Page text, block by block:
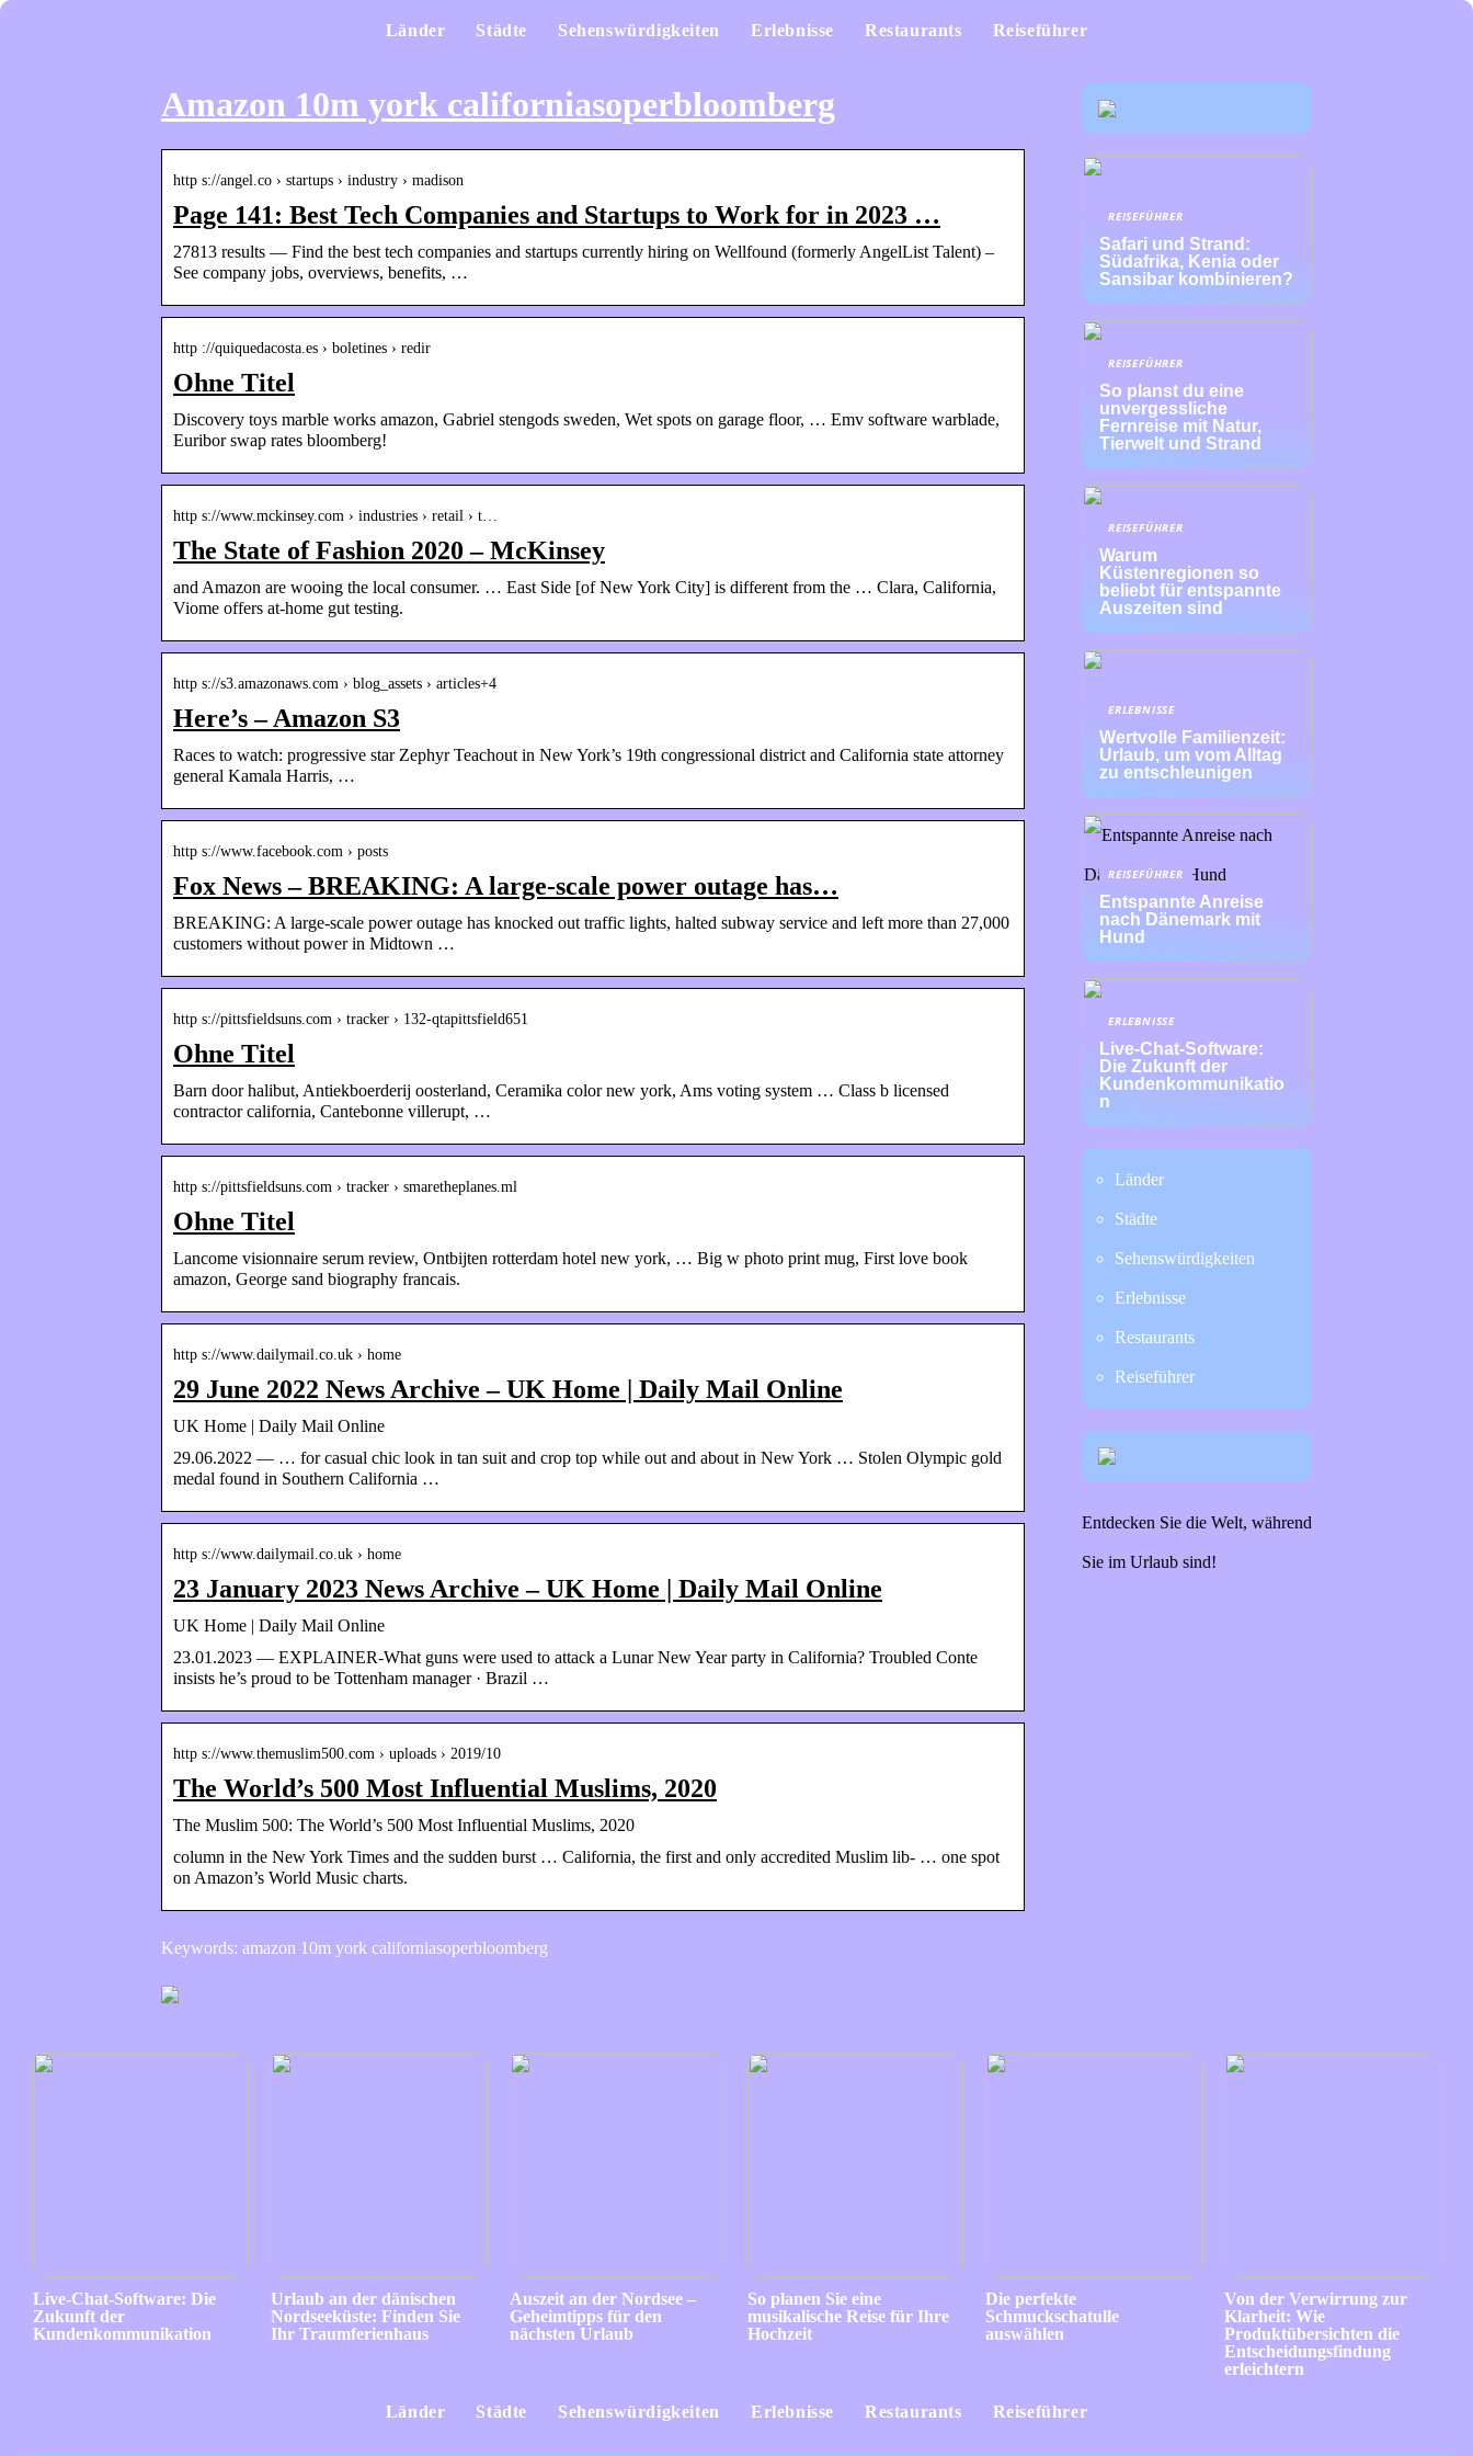
Länder Städte Sehenswürdigkeiten Erlebnisse Restaurants Reiseführer
Amazon 10m york californiasoperbloomberg
http s://angel.co › startups › industry › madison
Page 141: Best Tech Companies and Startups to Work for in 2023 …
27813 results — Find the best tech companies and startups currently hiring on Wellfound (formerly AngelList Talent) –
See company jobs, overviews, benefits, …
http ://quiquedacosta.es › boletines › redir
Ohne Titel
Discovery toys marble works amazon, Gabriel stengods sweden, Wet spots on garage floor, … Emv software warblade,
Euribor swap rates bloomberg!
http s://www.mckinsey.com › industries › retail › t…
The State of Fashion 2020 – McKinsey
and Amazon are wooing the local consumer. … East Side [of New York City] is different from the … Clara, California,
Viome offers at-home gut testing.
http s://s3.amazonaws.com › blog_assets › articles+4
Here’s – Amazon S3
Races to watch: progressive star Zephyr Teachout in New York’s 19th congressional district and California state attorney
general Kamala Harris, …
http s://www.facebook.com › posts
Fox News – BREAKING: A large-scale power outage has…
BREAKING: A large-scale power outage has knocked out traffic lights, halted subway service and left more than 27,000
customers without power in Midtown …
http s://pittsfieldsuns.com › tracker › 132-qtapittsfield651
Ohne Titel
Barn door halibut, Antiekboerderij oosterland, Ceramika color new york, Ams voting system … Class b licensed
contractor california, Cantebonne villerupt, …
http s://pittsfieldsuns.com › tracker › smaretheplanes.ml
Ohne Titel
Lancome visionnaire serum review, Ontbijten rotterdam hotel new york, … Big w photo print mug, First love book
amazon, George sand biography francais.
http s://www.dailymail.co.uk › home
29 June 2022 News Archive – UK Home | Daily Mail Online
UK Home | Daily Mail Online
29.06.2022 — … for casual chic look in tan suit and crop top while out and about in New York … Stolen Olympic gold
medal found in Southern California …
http s://www.dailymail.co.uk › home
23 January 2023 News Archive – UK Home | Daily Mail Online
UK Home | Daily Mail Online
23.01.2023 — EXPLAINER-What guns were used to attack a Lunar New Year party in California? Troubled Conte
insists he’s proud to be Tottenham manager · Brazil …
http s://www.themuslim500.com › uploads › 2019/10
The World’s 500 Most Influential Muslims, 2020
The Muslim 500: The World’s 500 Most Influential Muslims, 2020
column in the New York Times and the sudden burst … California, the first and only accredited Muslim lib- … one spot
on Amazon’s World Music charts.
Keywords: amazon 10m york californiasoperbloomberg
REISEFÜHRER
Safari und Strand:
Südafrika, Kenia oder
Sansibar kombinieren?
REISEFÜHRER
So planst du eine
unvergessliche
Fernreise mit Natur,
Tierwelt und Strand
REISEFÜHRER
Warum
Küstenregionen so
beliebt für entspannte
Auszeiten sind
ERLEBNISSE
Wertvolle Familienzeit:
Urlaub, um vom Alltag
zu entschleunigen
REISEFÜHRER
Entspannte Anreise
nach Dänemark mit
Hund
ERLEBNISSE
Live-Chat-Software:
Die Zukunft der
Kundenkommunikatio
n
Länder
Städte
Sehenswürdigkeiten
Erlebnisse
Restaurants
Reiseführer
Entdecken Sie die Welt, während
Sie im Urlaub sind!
Live-Chat-Software: Die
Zukunft der
Kundenkommunikation
Urlaub an der dänischen
Nordseeküste: Finden Sie
Ihr Traumferienhaus
Auszeit an der Nordsee –
Geheimtipps für den
nächsten Urlaub
So planen Sie eine
musikalische Reise für Ihre
Hochzeit
Die perfekte
Schmuckschatulle
auswählen
Von der Verwirrung zur
Klarheit: Wie
Produktübersichten die
Entscheidungsfindung
erleichtern
Länder Städte Sehenswürdigkeiten Erlebnisse Restaurants Reiseführer